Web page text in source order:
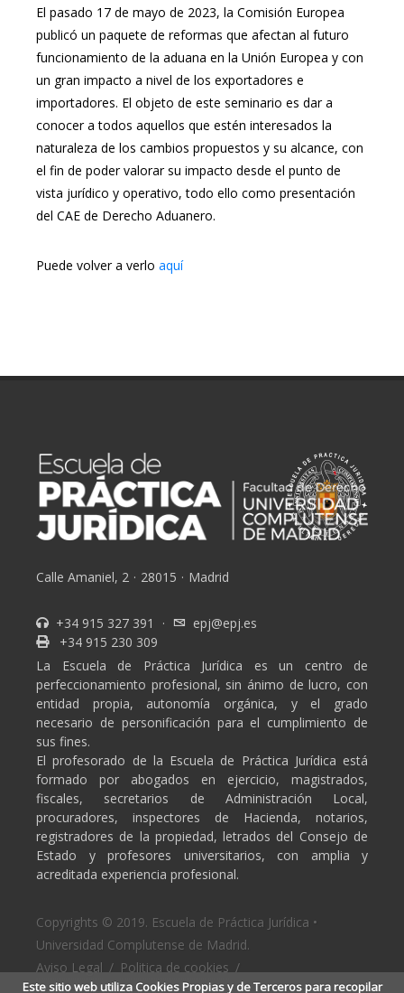
El pasado 17 de mayo de 2023, la Comisión Europea
publicó un paquete de reformas que afectan al futuro
funcionamiento de la aduana en la Unión Europea y con
un gran impacto a nivel de los exportadores e
importadores. El objeto de este seminario es dar a
conocer a todos aquellos que estén interesados la
naturaleza de los cambios propuestos y su alcance, con
el fin de poder valorar su impacto desde el punto de
vista jurídico y operativo, todo ello como presentación
del CAE de Derecho Aduanero.
Puede volver a verlo aquí
Calle Amaniel, 2 · 28015 · Madrid
+34 915 327 391 ·
epj@epj.es
+34 915 230 309
La Escuela de Práctica Jurídica es un centro de
perfeccionamiento profesional, sin ánimo de lucro, con
entidad propia, autonomía orgánica, y el grado
necesario de personificación para el cumplimiento de
sus fines.
El profesorado de la Escuela de Práctica Jurídica está
formado por abogados en ejercicio, magistrados,
fiscales, secretarios de Administración Local,
procuradores, inspectores de Hacienda, notarios,
registradores de la propiedad, letrados del Consejo de
Estado y profesores universitarios, con amplia y
acreditada experiencia profesional.
Copyrights © 2019. Escuela de Práctica Jurídica •
Universidad Complutense de Madrid.
Aviso Legal / Politica de cookies /
Este sitio web utiliza Cookies Propias y de Terceros para recopilar